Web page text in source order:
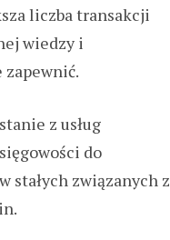
liczba transakcji
wiedzy i
z usług
do
stałych związanych z